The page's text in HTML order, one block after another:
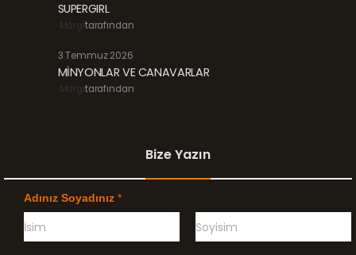
SUPERGIRL
Margitarafından
3 Temmuz 2026
MİNYONLAR VE CANAVARLAR
Margitarafından
Bize Yazın
Adınız Soyadınız *